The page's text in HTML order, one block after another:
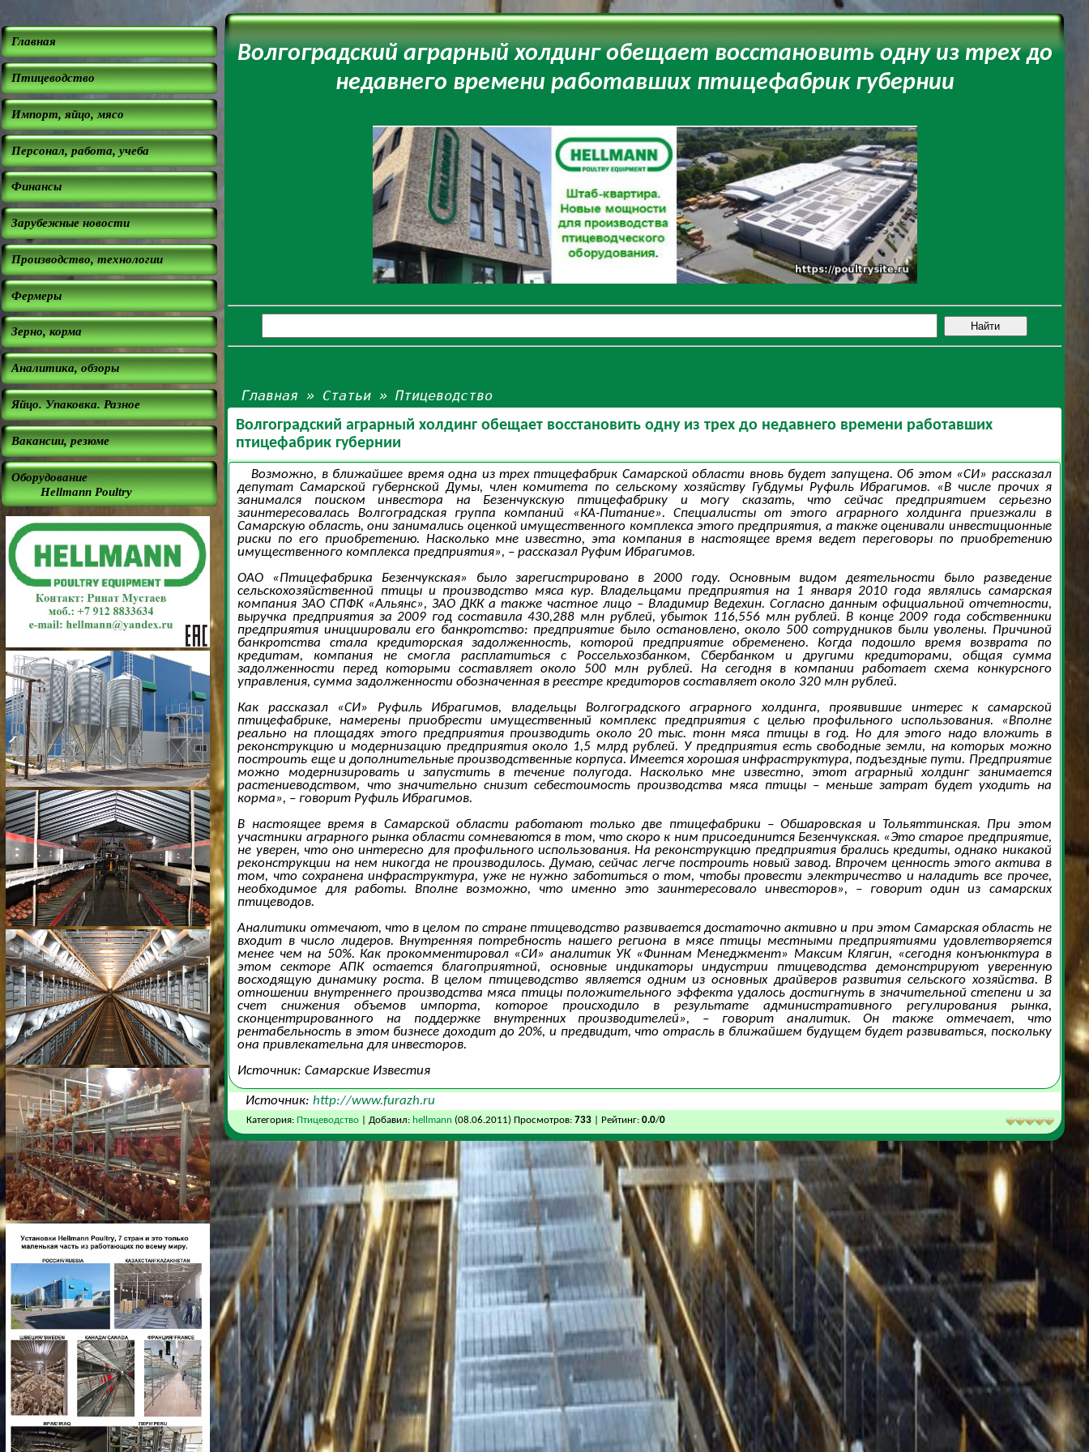
Главная
Птицеводство
Импорт, яйцо, мясо
Персонал, работа, учеба
Финансы
Зарубежные новости
Производство, технологии
Фермеры
Зерно, корма
Аналитика, обзоры
Яйцо. Упаковка. Разное
Вакансии, резюме
Оборудование
Hellmann Poultry
Волгоградский аграрный холдинг обещает восстановить одну из трех до
недавнего времени работавших птицефабрик губернии
Главная » Статьи »Птицеводство
Волгоградский аграрный холдинг обещает восстановить одну из трех до недавнего времени работавших
птицефабрик губернии
Возможно, в ближайшее время одна из трех птицефабрик Самарской области вновь будет запущена. Об этом «СИ» рассказал
депутат Самарской губернской Думы, член комитета по сельскому хозяйству Губдумы Руфиль Ибрагимов. «В числе прочих я
занимался поиском инвестора на Безенчукскую птицефабрику и могу сказать, что сейчас предприятием серьезно
заинтересовалась Волгоградская группа компаний «КА-Питание». Специалисты от этого аграрного холдинга приезжали в
Самарскую область, они занимались оценкой имущественного комплекса этого предприятия, а также оценивали инвестиционные
риски по его приобретению. Насколько мне известно, эта компания в настоящее время ведет переговоры по приобретению
имущественного комплекса предприятия», – рассказал Руфим Ибрагимов.
ОАО «Птицефабрика Безенчукская» было зарегистрировано в 2000 году. Основным видом деятельности было разведение
сельскохозяйственной птицы и производство мяса кур. Владельцами предприятия на 1 января 2010 года являлись самарская
компания ЗАО СПФК «Альянс», ЗАО ДКК а также частное лицо – Владимир Ведехин. Согласно данным официальной отчетности,
выручка предприятия за 2009 год составила 430,288 млн рублей, убыток 116,556 млн рублей. В конце 2009 года собственники
предприятия инициировали его банкротство: предприятие было остановлено, около 500 сотрудников были уволены. Причиной
банкротства стала кредиторская задолженность, которой предприятие обременено. Когда подошло время возврата по
кредитам, компания не смогла расплатиться с Россельхозбанком, Сбербанком и другими кредиторами, общая сумма
задолженности перед которыми составляет около 500 млн рублей. На сегодня в компании работает схема конкурсного
управления, сумма задолженности обозначенная в реестре кредиторов составляет около 320 млн рублей.
Как рассказал «СИ» Руфиль Ибрагимов, владельцы Волгоградского аграрного холдинга, проявившие интерес к самарской
птицефабрике, намерены приобрести имущественный комплекс предприятия с целью профильного использования. «Вполне
реально на площадях этого предприятия производить около 20 тыс. тонн мяса птицы в год. Но для этого надо вложить в
реконструкцию и модернизацию предприятия около 1,5 млрд рублей. У предприятия есть свободные земли, на которых можно
построить еще и дополнительные производственные корпуса. Имеется хорошая инфраструктура, подъездные пути. Предприятие
можно модернизировать и запустить в течение полугода. Насколько мне известно, этот аграрный холдинг занимается
растениеводством, что значительно снизит себестоимость производства мяса птицы – меньше затрат будет уходить на
корма», – говорит Руфиль Ибрагимов.
В настоящее время в Самарской области работают только две птицефабрики – Обшаровская и Тольяттинская. При этом
участники аграрного рынка области сомневаются в том, что скоро к ним присоединится Безенчукская. «Это старое предприятие,
не уверен, что оно интересно для профильного использования. На реконструкцию предприятия брались кредиты, однако никакой
реконструкции на нем никогда не производилось. Думаю, сейчас легче построить новый завод. Впрочем ценность этого актива в
том, что сохранена инфраструктура, уже не нужно заботиться о том, чтобы провести электричество и наладить все прочее,
необходимое для работы. Вполне возможно, что именно это заинтересовало инвесторов», – говорит один из самарских
птицеводов.
Аналитики отмечают, что в целом по стране птицеводство развивается достаточно активно и при этом Самарская область не
входит в число лидеров. Внутренняя потребность нашего региона в мясе птицы местными предприятиями удовлетворяется
менее чем на 50%. Как прокомментировал «СИ» аналитик УК «Финнам Менеджмент» Максим Клягин, «сегодня конъюнктура в
этом секторе АПК остается благоприятной, основные индикаторы индустрии птицеводства демонстрируют уверенную
восходящую динамику роста. В целом птицеводство является одним из основных драйверов развития сельского хозяйства. В
отношении внутреннего производства мяса птицы положительного эффекта удалось достигнуть в значительной степени и за
счет снижения объемов импорта, которое происходило в результате административного регулирования рынка,
сконцентрированного на поддержке внутренних производителей», – говорит аналитик. Он также отмечает, что
рентабельность в этом бизнесе доходит до 20%, и предвидит, что отрасль в ближайшем будущем будет развиваться, поскольку
она привлекательна для инвесторов.
Источник: Самарские Известия
Источник: http://www.furazh.ru
Категория: Птицеводство| Добавил: hellmann (08.06.2011) Просмотров: 733| Рейтинг: 0.0/0